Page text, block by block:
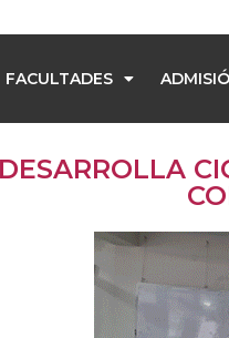
FACULTADES